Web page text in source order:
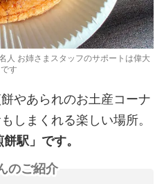
人 お姉さまスタッフのサポートは偉大
です
やあられのお土産コーナ
しまくれる楽しい場所。
駅」です。
のご紹介